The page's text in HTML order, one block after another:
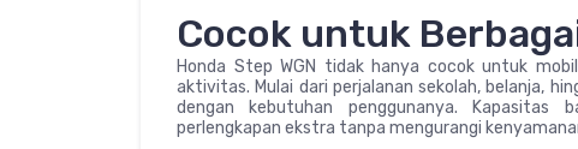
Cocok untuk
Honda Step WGN tidak hanya cocok untuk
aktivitas. Mulai dari perjalanan sekolah, belanja,
dengan kebutuhan penggunanya. Kapasitas
perlengkapan ekstra tanpa mengurangi